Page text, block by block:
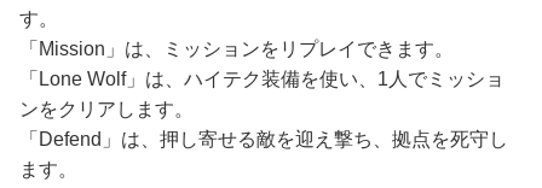
す。
「Mission」は、ミッションをリプレイできます。
「Lone Wolf」は、ハイテク装備を使い、1人でミッショ
ンをクリアします。
「Defend」は、押し寄せる敵を迎え撃ち、拠点を死守し
ます。